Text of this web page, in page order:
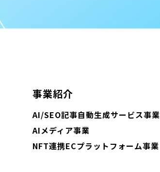
事業紹介
AI/SEO記事自動生成サービス事業
AIメディア事業
NFT連携ECプラットフォーム事業